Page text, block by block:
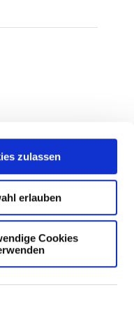
zulassen
erlauben
Cookies